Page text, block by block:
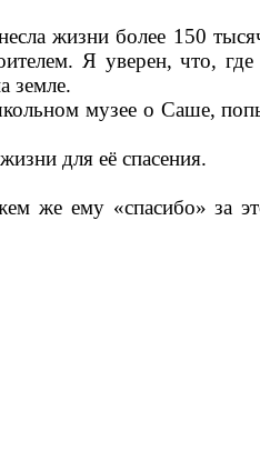
жизни более 150
Я уверен, что,
земле.
музее о Саше,
для её спасения.
же ему «спасибо» за